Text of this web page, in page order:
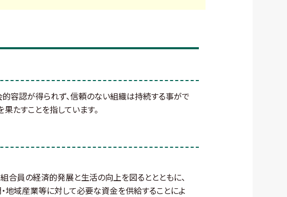
容認が得られず、信頼のない組織は持続する事がで
たすことを指しています。
合員の経済的発展と生活の向上を図るととともに、
地域産業等に対して必要な資金を供給することによ